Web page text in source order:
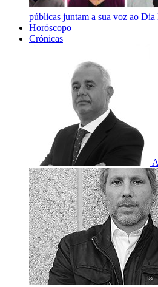
públicas juntam a sua voz ao
Horóscopo
Crónicas